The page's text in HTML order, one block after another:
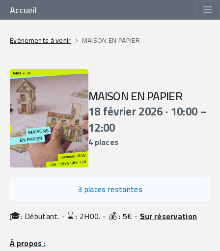
Accueil
Evénements à venir MAISON EN PAPIER
MAISON EN PAPIER
18 février 2026 · 10:00 –
12:00
4 places
3 places restantes
🎓: Débutant. - ⌛️ : 2H00. - 💰 : 5€ - Sur réservation
À propos :